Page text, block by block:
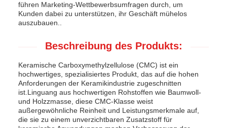
führen Marketing-Wettbewerbsumfragen durch, um
Kunden dabei zu unterstützen, ihr Geschäft mühelos
auszubauen..
Beschreibung des Produkts:
Keramische Carboxymethylzellulose (CMC) ist ein
hochwertiges, spezialisiertes Produkt, das auf die hohen
Anforderungen der Keramikindustrie zugeschnitten
ist.Linguang aus hochwertigen Rohstoffen wie Baumwoll-
und Holzzmasse, diese CMC-Klasse weist
außergewöhnliche Reinheit und Leistungsmerkmale auf,
die sie zu einem unverzichtbaren Zusatzstoff für